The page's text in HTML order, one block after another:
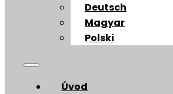
Deutsch
Magyar
Polski
Úvod